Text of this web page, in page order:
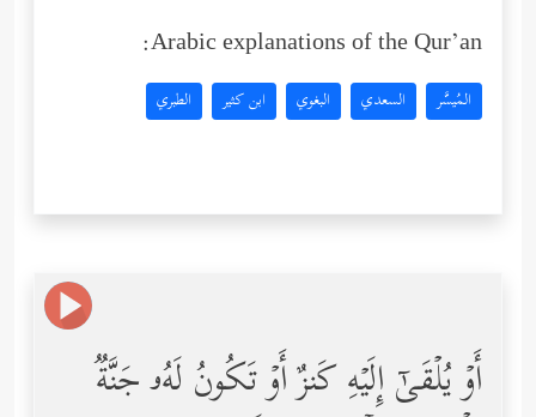
Arabic explanations of the Qur’an:
المُيسَّر السعدي البغوي ابن كثير الطبري
أَوۡ یُلۡقَىٰۤ إِلَیۡهِ كَنزٌ أَوۡ تَكُونُ لَهُۥ جَنَّةࣱ